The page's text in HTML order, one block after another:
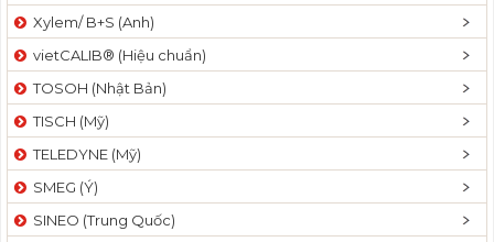
Xylem/ B+S (Anh)
vietCALIB® (Hiệu chuẩn)
TOSOH (Nhật Bản)
TISCH (Mỹ)
TELEDYNE (Mỹ)
SMEG (Ý)
SINEO (Trung Quốc)